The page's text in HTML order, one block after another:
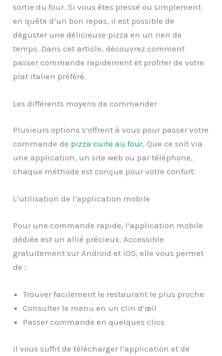
sortie du four. Si vous êtes pressé ou simplement
en quête d’un bon repas, il est possible de
déguster une délicieuse pizza en un rien de
temps. Dans cet article, découvrez comment
passer commande rapidement et profiter de votre
plat italien préféré.
Les différents moyens de commander
Plusieurs options s’offrent à vous pour passer votre
commande de pizza cuite au four. Que ce soit via
une application, un site web ou par téléphone,
chaque méthode est conçue pour votre confort.
L’utilisation de l’application mobile
Pour une commande rapide, l’application mobile
dédiée est un allié précieux. Accessible
gratuitement sur Android et iOS, elle vous permet
de :
Trouver facilement le restaurant le plus proche
Consulter le menu en un clin d’œil
Passer commande en quelques clics
Il vous suffit de télécharger l’application et de